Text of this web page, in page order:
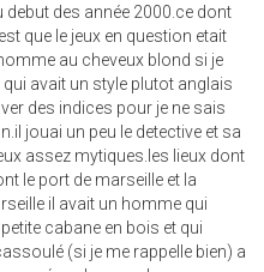
debut des année 2000.ce dont
que le jeux en question etait
au cheveux blond si je
qui avait un style plutot anglais
des indices pour je ne sais
jouai un peu le detective et sa
assez mytiques.les lieux dont
le port de marseille et la
il avait un homme qui
cabane en bois et qui
(si je me rappelle bien) a